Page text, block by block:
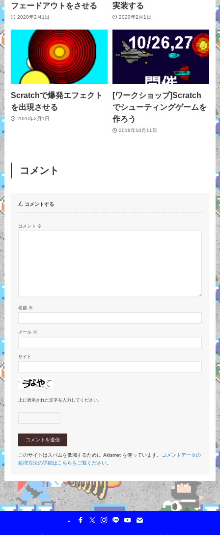
フェードアウトをさせる
2020年2月1日
実装する
2020年2月1日
Scratchで爆発エフェクト
を出現させる
2020年2月1日
[ワークショップ]Scratch
でシューティングゲームを
作ろう
2019年10月11日
コメント
コメントする
コメント ※
名前 ※
メール ※
サイト
上に表示された文字を入力してください。
このサイトはスパムを低減するために Akismet を使っています。 コメントデータの
処理方法の詳細はこちらをご覧ください